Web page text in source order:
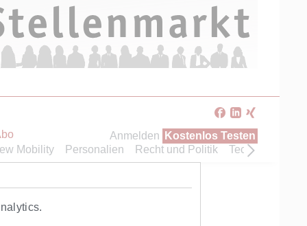
Anmelden
Kostenlos Testen
Mobility
Personalien Recht und Politik Technik